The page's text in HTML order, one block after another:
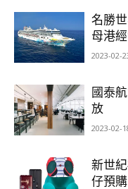
名勝
母港
2023-02-
國泰
放
2023-02-
新世
仔預購